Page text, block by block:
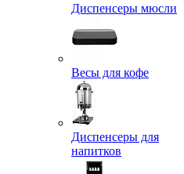
Диспенсеры мюсли
Весы для кофе
Диспенсеры для
напитков